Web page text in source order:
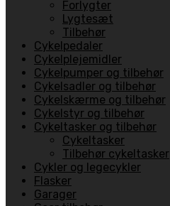
Forlygter
Lygtesæt
Tilbehør
Cykelpedaler
Cykelplejemidler
Cykelpumper og tilbehør
Cykelsadler og tilbehør
Cykelskærme og tilbehør
Cykelstyr og tilbehør
Cykeltasker og tilbehør
Cykeltasker
Tilbehør cykeltasker
Cykler og legecykler
Flasker
Garager